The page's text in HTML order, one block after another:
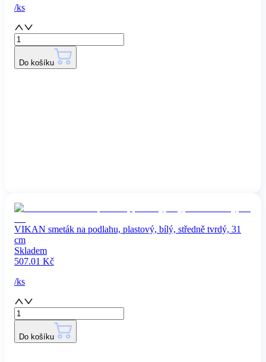
/ks
Do košíku
VIKAN smeták na podlahu, plastový, bílý, středně tvrdý, 31
cm
Skladem
507.01 Kč
/ks
Do košíku